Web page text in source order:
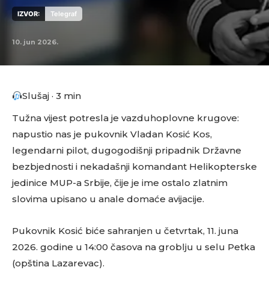
IZVOR: Telegraf
10. jun 2026.
Slušaj · 3 min
Tužna vijest potresla je vazduhoplovne krugove:
napustio nas je pukovnik Vladan Kosić Kos,
legendarni pilot, dugogodišnji pripadnik Državne
bezbjednosti i nekadašnji komandant Helikopterske
jedinice MUP-a Srbije, čije je ime ostalo zlatnim
slovima upisano u anale domaće avijacije.
Pukovnik Kosić biće sahranjen u četvrtak, 11. juna
2026. godine u 14:00 časova na groblju u selu Petka
(opština Lazarevac).